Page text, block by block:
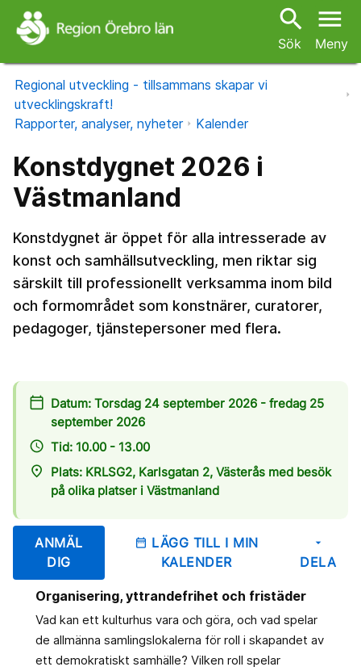
search
Sök
menu
Meny
Regional utveckling - tillsammans skapar vi
utvecklingskraft!
Rapporter, analyser, nyheter
Kalender
Konstdygnet 2026 i
Västmanland
Konstdygnet är öppet för alla intresserade av
konst och samhällsutveckling, men riktar sig
särskilt till professionellt verksamma inom bild
och formområdet som konstnärer, curatorer,
pedagoger, tjänstepersoner med flera.
calendar_today Datum: Torsdag 24 september 2026 - fredag 25
september 2026
access_time Tid: 10.00 - 13.00
place
Plats: KRLSG2, Karlsgatan 2, Västerås med besök
på olika platser i Västmanland
ANMÄL
DIG
date_range LÄGG TILL I MIN
KALENDER
arrow_drop_down
DELA
Organisering, yttrandefrihet och fristäder
Vad kan ett kulturhus vara och göra, och vad spelar
de allmänna samlingslokalerna för roll i skapandet av
ett demokratiskt samhälle? Vilken roll spelar